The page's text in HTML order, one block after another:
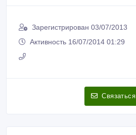
Зарегистрирован 03/07/2013
Активность 16/07/2014 01:29
Связаться